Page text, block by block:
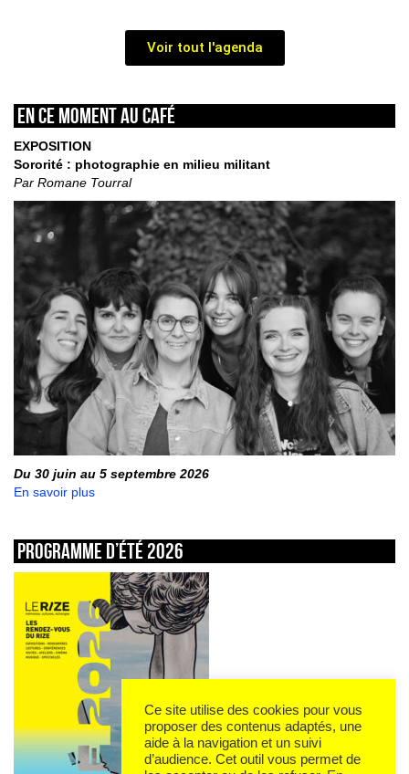
Voir tout l'agenda
En ce moment au café
EXPOSITION
Sororité : photographie en milieu militant
Par Romane Tourral
Du 30 juin au 5 septembre 2026
En savoir plus
Programme d’été 2026
Ce site utilise des cookies pour vous
proposer des contenus adaptés, une
aide à la navigation et un suivi
d’audience. Cet outil vous permet de